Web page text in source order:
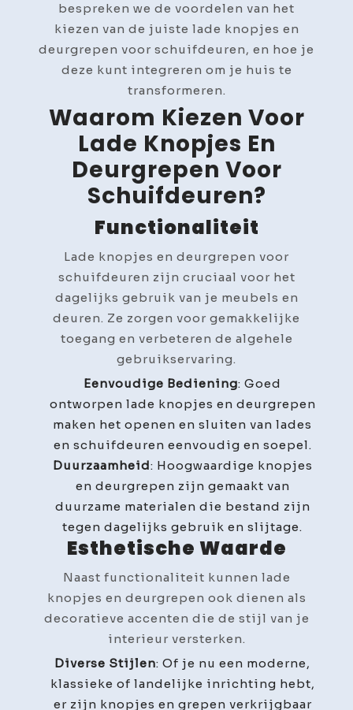
bespreken we de voordelen van het
kiezen van de juiste lade knopjes en
deurgrepen voor schuifdeuren, en hoe je
deze kunt integreren om je huis te
transformeren.
Waarom Kiezen Voor
Lade Knopjes En
Deurgrepen Voor
Schuifdeuren?
Functionaliteit
Lade knopjes en deurgrepen voor
schuifdeuren zijn cruciaal voor het
dagelijks gebruik van je meubels en
deuren. Ze zorgen voor gemakkelijke
toegang en verbeteren de algehele
gebruikservaring.
Eenvoudige Bediening: Goed
ontworpen lade knopjes en deurgrepen
maken het openen en sluiten van lades
en schuifdeuren eenvoudig en soepel.
Duurzaamheid: Hoogwaardige knopjes
en deurgrepen zijn gemaakt van
duurzame materialen die bestand zijn
tegen dagelijks gebruik en slijtage.
Esthetische Waarde
Naast functionaliteit kunnen lade
knopjes en deurgrepen ook dienen als
decoratieve accenten die de stijl van je
interieur versterken.
Diverse Stijlen: Of je nu een moderne,
klassieke of landelijke inrichting hebt,
er zijn knopjes en grepen verkrijgbaar